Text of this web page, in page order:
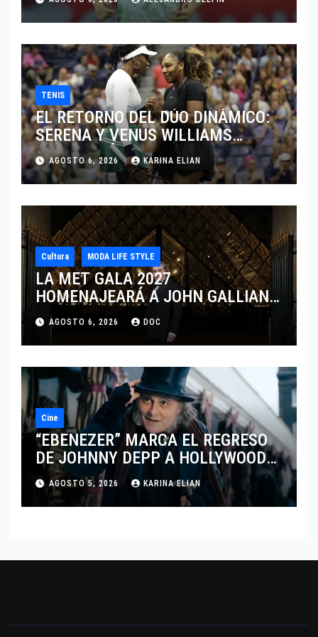
TENIS
EL RETORNO DEL DÚO DINÁMICO:
SERENA Y VENUS WILLIAMS
DISPUTARÁN LOS DOBLES EN
CINCINNATI 2026
AGOSTO 6, 2026 KARINA ELIAN
Cultura MODA LIFE STYLE
LA MET GALA 2027
HOMENAJEARÁ A JOHN GALLIANO
MARCANDO EL REGRESO DEL REY
DEL DRAMATISMO
AGOSTO 6, 2026 DOC
Cine
“EBENEZER” MARCA EL REGRESO
DE JOHNNY DEPP A HOLLYWOOD
TRAS SU PASO POR EL CINE
INDEPENDIENTE EUROPEO
AGOSTO 5, 2026 KARINA ELIAN